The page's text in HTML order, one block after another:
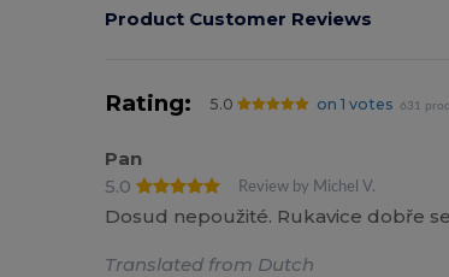
Product Customer Reviews
Rating: 5.0 on 1 votes 631
Pan
5.0
Review by Michel V.
Dosud nepoužité. Rukavice dobře
Translated from Dutch